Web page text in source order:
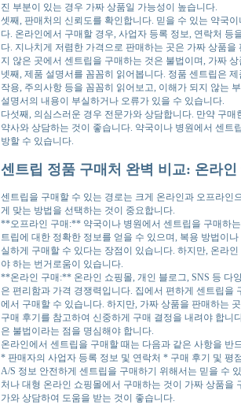
진 부분이 있는 경우 가짜 상품일 가능성이 높습니다.
셋째, 판매처의 신뢰도를 확인합니다. 믿을 수 있는 약국
다. 온라인에서 구매할 경우, 사업자 등록 정보, 연락처
다. 지나치게 저렴한 가격으로 판매하는 곳은 가짜 상품
지 않은 곳에서 센트립을 구매하는 것은 불법이며, 가짜
넷째, 제품 설명서를 꼼꼼히 읽어봅니다. 정품 센트립은
작용, 주의사항 등을 꼼꼼히 읽어보고, 이해가 되지 않는
설명서의 내용이 부실하거나 오류가 있을 수 있습니다.
다섯째, 의심스러운 경우 전문가와 상담합니다. 만약 구
약사와 상담하는 것이 좋습니다. 약국이나 병원에서 센트
방할 수 있습니다.
센트립 정품 구매처 완벽 비교: 온라인
센트립을 구매할 수 있는 경로는 크게 온라인과 오프라인
게 맞는 방법을 선택하는 것이 중요합니다.
**오프라인 구매:** 약국이나 병원에서 센트립을 구매하
트립에 대한 정확한 정보를 얻을 수 있으며, 복용 방법이
실하게 구매할 수 있다는 장점이 있습니다. 하지만, 온라
야 하는 번거로움이 있습니다.
**온라인 구매:** 온라인 쇼핑몰, 개인 블로그, SNS 등 다
은 편리함과 가격 경쟁력입니다. 집에서 편하게 센트립을
에서 구매할 수 있습니다. 하지만, 가짜 상품을 판매하는
구매 후기를 참고하여 신중하게 구매 결정을 내려야 합니
은 불법이라는 점을 명심해야 합니다.
온라인에서 센트립을 구매할 때는 다음과 같은 사항을 반
* 판매자의 사업자 등록 정보 및 연락처 * 구매 후기 및 평
A/S 정보 안전하게 센트립을 구매하기 위해서는 믿을 수
처나 대형 온라인 쇼핑몰에서 구매하는 것이 가짜 상품을
가와 상담하여 도움을 받는 것이 좋습니다.